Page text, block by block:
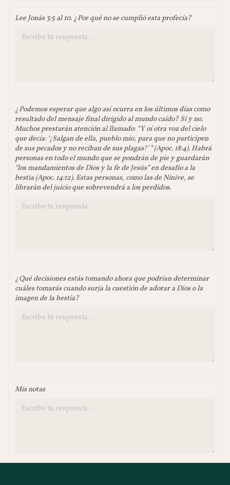
Lee Jonás 3:5 al 10. ¿Por qué no se cumplió esta profecía?
¿Podemos esperar que algo así ocurra en los últimos días como
resultado del mensaje final dirigido al mundo caído? Sí y no.
Muchos prestarán atención al llamado: “Y oí otra voz del cielo
que decía: ‘¡Salgan de ella, pueblo mío, para que no participen
de sus pecados y no reciban de sus plagas!’ ” (Apoc. 18:4). Habrá
personas en todo el mundo que se pondrán de pie y guardarán
“los mandamientos de Dios y la fe de Jesús” en desafío a la
bestia (Apoc. 14:12). Estas personas, como las de Nínive, se
librarán del juicio que sobrevendrá a los perdidos.
¿Qué decisiones estás tomando ahora que podrían determinar
cuáles tomarás cuando surja la cuestión de adorar a Dios o la
imagen de la bestia?
Mis notas